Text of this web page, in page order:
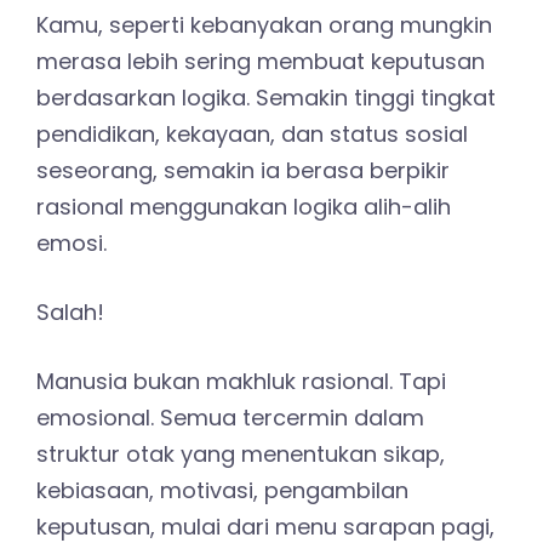
Kamu, seperti kebanyakan orang mungkin
merasa lebih sering membuat keputusan
berdasarkan logika. Semakin tinggi tingkat
pendidikan, kekayaan, dan status sosial
seseorang, semakin ia berasa berpikir
rasional menggunakan logika alih-alih
emosi.
Salah!
Manusia bukan makhluk rasional. Tapi
emosional. Semua tercermin dalam
struktur otak yang menentukan sikap,
kebiasaan, motivasi, pengambilan
keputusan, mulai dari menu sarapan pagi,